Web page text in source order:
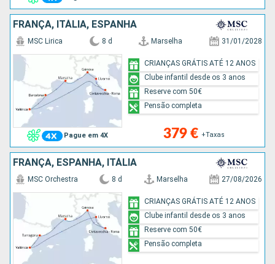
FRANÇA, ITÁLIA, ESPANHA
Pague em 4X
MSC Lirica 8 d Marselha 31/01/2028
379 € +Taxas
CRIANÇAS GRÁTIS ATÉ 12 ANOS
Clube infantil desde os 3 anos
Reserve com 50€
Pensão completa
FRANÇA, ESPANHA, ITÁLIA
MSC Orchestra 8 d Marselha 27/08/2026
CRIANÇAS GRÁTIS ATÉ 12 ANOS
Clube infantil desde os 3 anos
Reserve com 50€
Pensão completa